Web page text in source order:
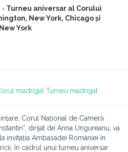
› Turneu aniversar al Corului
New York, Chicago și
York
madrigal Turneu madrigal
Corul Național de Cameră
dirijat de Anna Ungureanu, va
invitația Ambasadei României în
în cadrul unui turneu aniversar